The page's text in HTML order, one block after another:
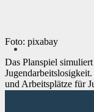
Foto: pixabay
Das Planspiel
und Arbeitsplätze für
den EU-
über Vor- und